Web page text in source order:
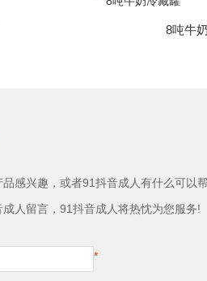
8吨牛
兴趣，或者91抖音成人有什么可以帮
留言，91抖音成人将热忱为您服务!
*